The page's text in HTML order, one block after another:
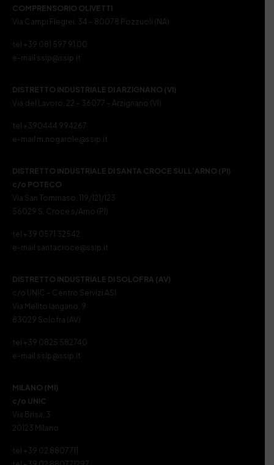
COMPRENSORIO OLIVETTI
Via Campi Flegrei, 34 – 80078 Pozzuoli (NA)
tel +39 081 597 91 00
e-mail ssip@ssip.it
DISTRETTO INDUSTRIALE DI ARZIGNANO (VI)
Via del Lavoro, 22 – 36077 – Arzignano (VI)
tel +390444 994267
e-mail m.nogarole@ssip.it
DISTRETTO INDUSTRIALE DI SANTA CROCE SULL’ARNO (PI)
c/o POTECO
Via San Tommaso, 119/121/123
56029 S. Croce s/Arno (PI)
tel +39 0571 32542
e-mail santacroce@ssip.it
DISTRETTO INDUSTRIALE DI SOLOFRA (AV)
c/o UNIC – Centro Servizi ASI
Via Melito Iangano, 9
83029 Solofra (AV)
tel +39 0825 582740
e-mail ssip@ssip.it
MILANO (MI)
c/o UNIC
Via Brisa, 3
20123 Milano
tel +39 02 8807711